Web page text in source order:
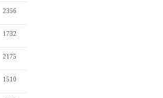
2356
1732
2175
1510